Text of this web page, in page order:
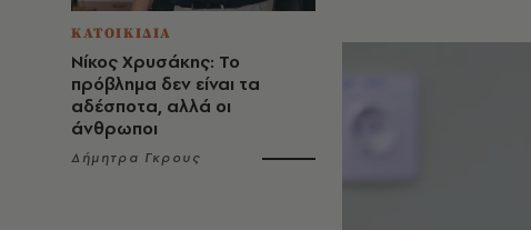
ΚΑΤΟΙΚΙΔΙΑ
Νίκος Χρυσάκης: Το
πρόβλημα δεν είναι τα
αδέσποτα, αλλά οι
άνθρωποι
Δήμητρα Γκρους